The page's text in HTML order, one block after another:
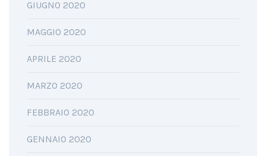
GIUGNO 2020
MAGGIO 2020
APRILE 2020
MARZO 2020
FEBBRAIO 2020
GENNAIO 2020